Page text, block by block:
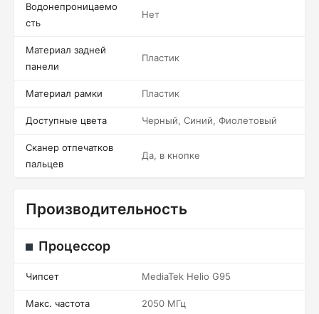
Водонепроницаемо
сть
Нет
Материал задней
панели
Пластик
Материал рамки Пластик
Доступные цвета Черный, Синий, Фиолетовый
Сканер отпечатков
пальцев
Да, в кнопке
Производительность
Процессор
Чипсет MediaTek Helio G95
Макс. частота 2050 МГц